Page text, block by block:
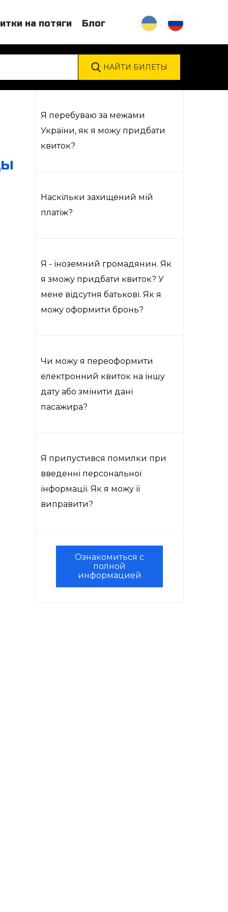
на потяги Блог
Я перебуваю за межами
України, як я можу придбати
квиток?
Наскільки захищений мій
платіж?
Я - іноземний громадянин. Як
я зможу придбати квиток? У
мене відсутня батькові. Як я
можу оформити бронь?
Чи можу я переоформити
електронний квиток на іншу
дату або змінити дані
пасажира?
Я припустився помилки при
введенні персональної
інформації. Як я можу її
виправити?
Ознакомиться с
полной
информацией